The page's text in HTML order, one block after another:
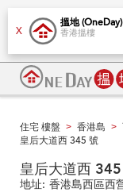
X
搵地
香港搵樓
住宅 樓盤 > 香港島 >
皇后大道西 345 號
皇后大道西
地址: 香港島西區西